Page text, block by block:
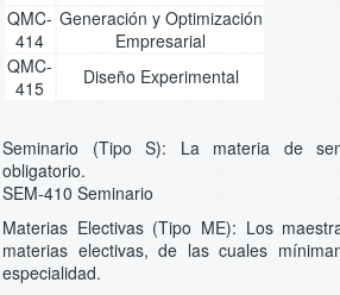
QMC-
414
Generación y Optimización
Empresarial
QMC-
415
Diseño Experimental
Seminario (Tipo S): La materia de
obligatorio.
SEM-410 Seminario
Materias Electivas (Tipo ME): Los
materias electivas, de las cuales
especialidad.